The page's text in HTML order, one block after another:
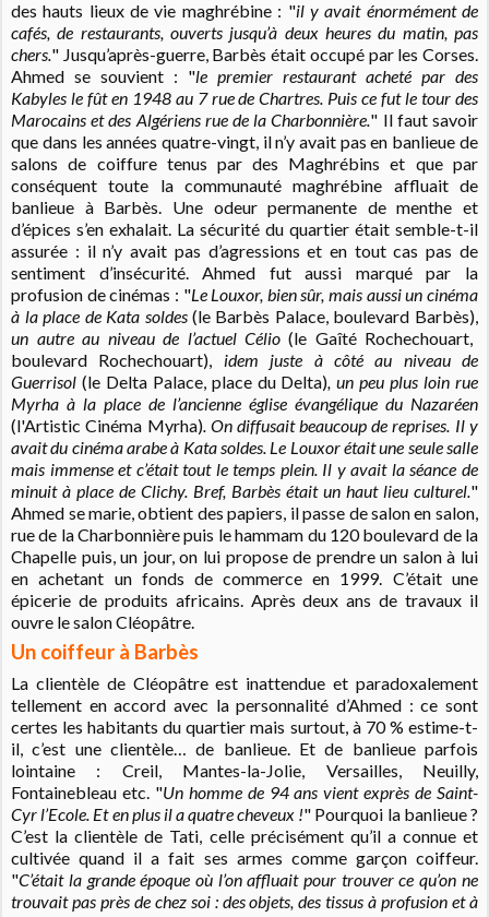
des hauts lieux de vie maghrébine : "il y avait énormément de
cafés, de restaurants, ouverts jusqu’à deux heures du matin, pas
chers." Jusqu’après-guerre, Barbès était occupé par les Corses.
Ahmed se souvient : "le premier restaurant acheté par des
Kabyles le fût en 1948 au 7 rue de Chartres. Puis ce fut le tour des
Marocains et des Algériens rue de la Charbonnière." Il faut savoir
que dans les années quatre-vingt, il n’y avait pas en banlieue de
salons de coiffure tenus par des Maghrébins et que par
conséquent toute la communauté maghrébine affluait de
banlieue à Barbès. Une odeur permanente de menthe et
d’épices s’en exhalait. La sécurité du quartier était semble-t-il
assurée : il n’y avait pas d’agressions et en tout cas pas de
sentiment d’insécurité. Ahmed fut aussi marqué par la
profusion de cinémas : "Le Louxor, bien sûr, mais aussi un cinéma
à la place de Kata soldes(le Barbès Palace, boulevard Barbès),
un autre au niveau de l’actuel Célio(le Gaîté Rochechouart,
boulevard Rochechouart), idem juste à côté au niveau de
Guerrisol(le Delta Palace, place du Delta), un peu plus loin rue
Myrha à la place de l’ancienne église évangélique du Nazaréen
(l'Artistic Cinéma Myrha). On diffusait beaucoup de reprises. Il y
avait du cinéma arabe à Kata soldes. Le Louxor était une seule salle
mais immense et c’était tout le temps plein. Il y avait la séance de
minuit à place de Clichy. Bref, Barbès était un haut lieu culturel."
Ahmed se marie, obtient des papiers, il passe de salon en salon,
rue de la Charbonnière puis le hammam du 120 boulevard de la
Chapelle puis, un jour, on lui propose de prendre un salon à lui
en achetant un fonds de commerce en 1999. C’était une
épicerie de produits africains. Après deux ans de travaux il
ouvre le salon Cléopâtre.
Un coiffeur à Barbès
La clientèle de Cléopâtre est inattendue et paradoxalement
tellement en accord avec la personnalité d’Ahmed : ce sont
certes les habitants du quartier mais surtout, à 70 % estime-t-
il, c’est une clientèle… de banlieue. Et de banlieue parfois
lointaine : Creil, Mantes-la-Jolie, Versailles, Neuilly,
Fontainebleau etc. "Un homme de 94 ans vient exprès de Saint-
Cyr l’Ecole. Et en plus il a quatre cheveux !" Pourquoi la banlieue ?
C’est la clientèle de Tati, celle précisément qu’il a connue et
cultivée quand il a fait ses armes comme garçon coiffeur.
"C’était la grande époque où l’on affluait pour trouver ce qu’on ne
trouvait pas près de chez soi : des objets, des tissus à profusion et à